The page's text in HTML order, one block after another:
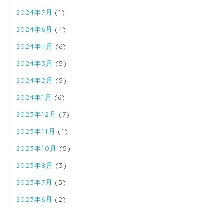
2024年7月 (1)
2024年6月 (4)
2024年4月 (6)
2024年3月 (5)
2024年2月 (5)
2024年1月 (6)
2023年12月 (7)
2023年11月 (1)
2023年10月 (5)
2023年8月 (3)
2023年7月 (5)
2023年6月 (2)